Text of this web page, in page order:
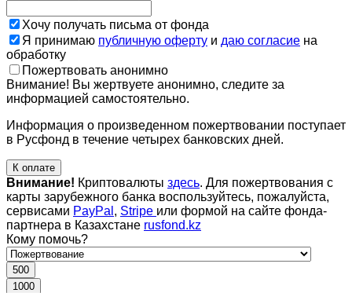
Хочу получать письма от фонда
Я принимаю публичную оферту и даю согласие на
обработку
Пожертвовать анонимно
Внимание! Вы жертвуете анонимно, следите за
информацией самостоятельно.
Информация о произведенном пожертвовании поступает
в Русфонд в течение четырех банковских дней.
К оплате
Внимание! Криптовалюты здесь. Для пожертвования с
карты зарубежного банка воспользуйтесь, пожалуйста,
сервисами PayPal , Stripe или формой на сайте фонда-
партнера в Казахстане rusfond.kz
Кому помочь?
500
1000